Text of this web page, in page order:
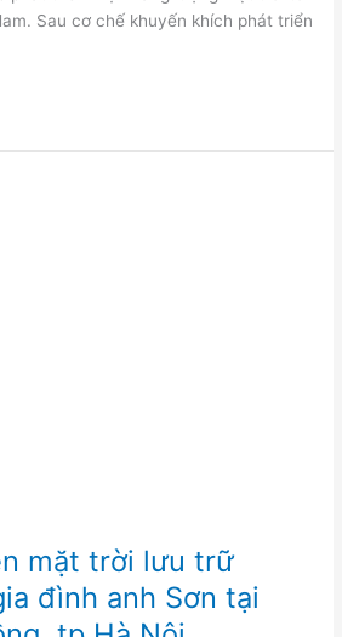
Sau cơ chế khuyến khích phát triển
mặt trời lưu trữ
đình anh Sơn tại